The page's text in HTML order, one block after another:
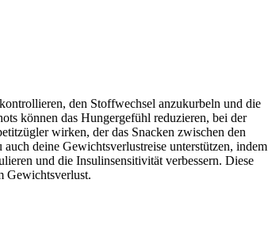
den Stoffwechsel anzukurbeln und die
können das Hungergefühl reduzieren, bei der
wirken, der das Snacken zwischen den
deine Gewichtsverlustreise unterstützen, indem
und die Insulinsensitivität verbessern. Diese
Gewichtsverlust.